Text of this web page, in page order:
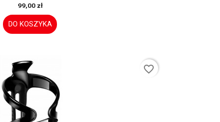
99,00 zł
DO KOSZYKA
favorite_border